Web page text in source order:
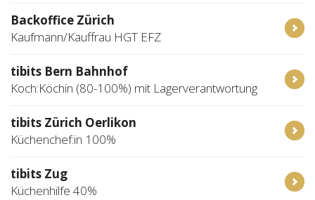
Backoffice Zürich
Kaufmann/Kauffrau HGT EFZ
tibits Bern Bahnhof
Koch:Köchin (80-100%) mit Lagerverantwortung
tibits Zürich Oerlikon
Küchenchef:in 100%
tibits Zug
Küchenhilfe 40%